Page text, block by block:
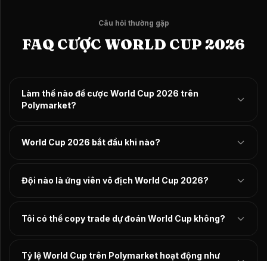
Câu hỏi thường gặp
FAQ CƯỢC WORLD CUP 2026
Làm thế nào để cược World Cup 2026 trên
Polymarket?
World Cup 2026 bắt đầu khi nào?
Đội nào là ứng viên vô địch World Cup 2026?
Tôi có thể copy trade dự đoán World Cup không?
Tỷ lệ World Cup trên Polymarket hoạt động như